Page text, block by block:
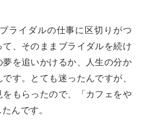
ライダルの仕事に区切りがつ
、そのままブライダルを続け
夢を追いかけるか、人生の分か
す。とても迷ったんですが、
もらったので、「カフェをや
んです。